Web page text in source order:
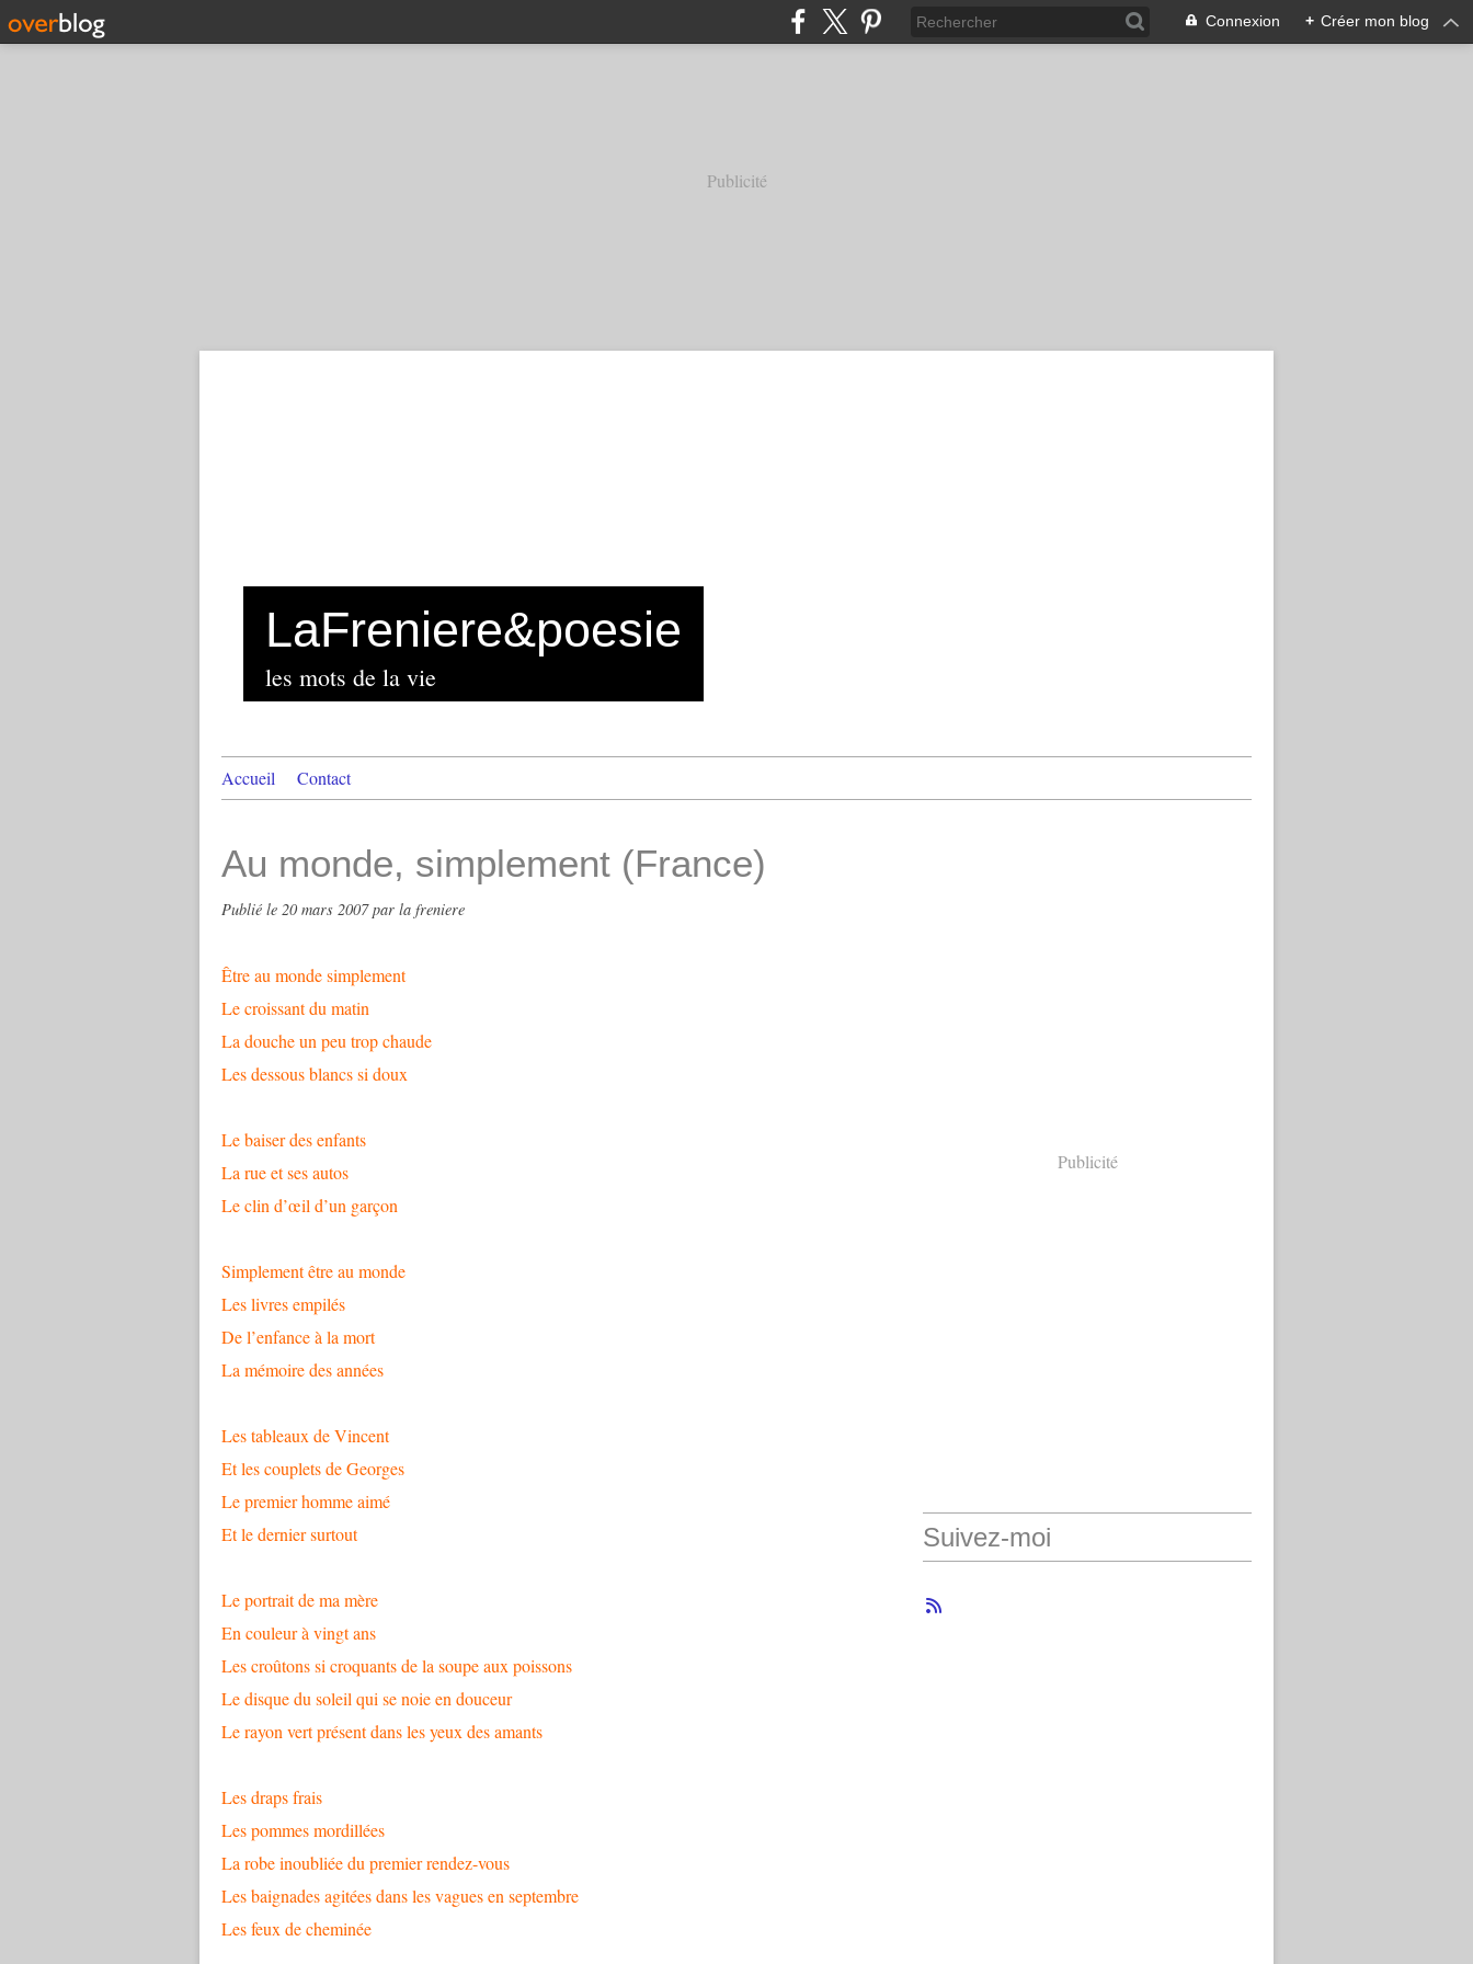
Connexion + Créer mon blog
Publicité
LaFreniere&poesie
les mots de la vie
Accueil Contact
Au monde, simplement (France)
Publié le 20 mars 2007par la freniere
Être au monde simplement
Le croissant du matin
La douche un peu trop chaude
Les dessous blancs si doux
Le baiser des enfants
La rue et ses autos
Le clin d’œil d’un garçon
Simplement être au monde
Les livres empilés
De l’enfance à la mort
La mémoire des années
Les tableaux de Vincent
Et les couplets de Georges
Le premier homme aimé
Et le dernier surtout
Le portrait de ma mère
En couleur à vingt ans
Les croûtons si croquants de la soupe aux poissons
Le disque du soleil qui se noie en douceur
Le rayon vert présent dans les yeux des amants
Les draps frais
Les pommes mordillées
La robe inoubliée du premier rendez-vous
Les baignades agitées dans les vagues en septembre
Les feux de cheminée
Publicité
Suivez-moi